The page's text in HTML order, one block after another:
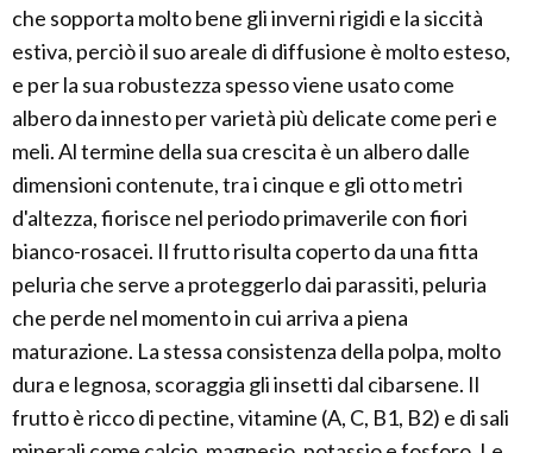
che sopporta molto bene gli inverni rigidi e la siccità
estiva, perciò il suo areale di diffusione è molto esteso,
e per la sua robustezza spesso viene usato come
albero da innesto per varietà più delicate come peri e
meli. Al termine della sua crescita è un albero dalle
dimensioni contenute, tra i cinque e gli otto metri
d'altezza, fiorisce nel periodo primaverile con fiori
bianco-rosacei. Il frutto risulta coperto da una fitta
peluria che serve a proteggerlo dai parassiti, peluria
che perde nel momento in cui arriva a piena
maturazione. La stessa consistenza della polpa, molto
dura e legnosa, scoraggia gli insetti dal cibarsene. Il
frutto è ricco di pectine, vitamine (A, C, B1, B2) e di sali